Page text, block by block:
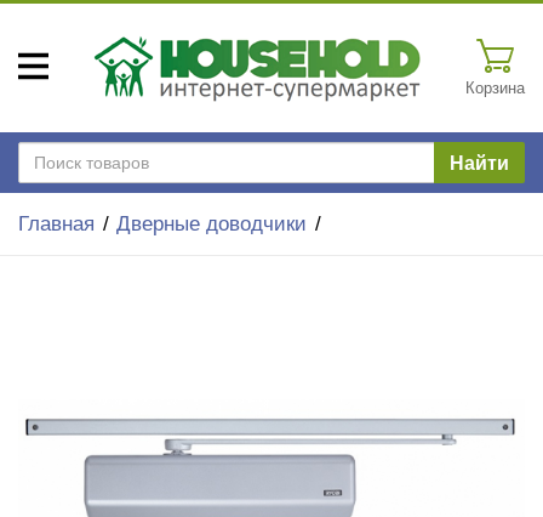
Корзина
Найти
Главная Дверные доводчики